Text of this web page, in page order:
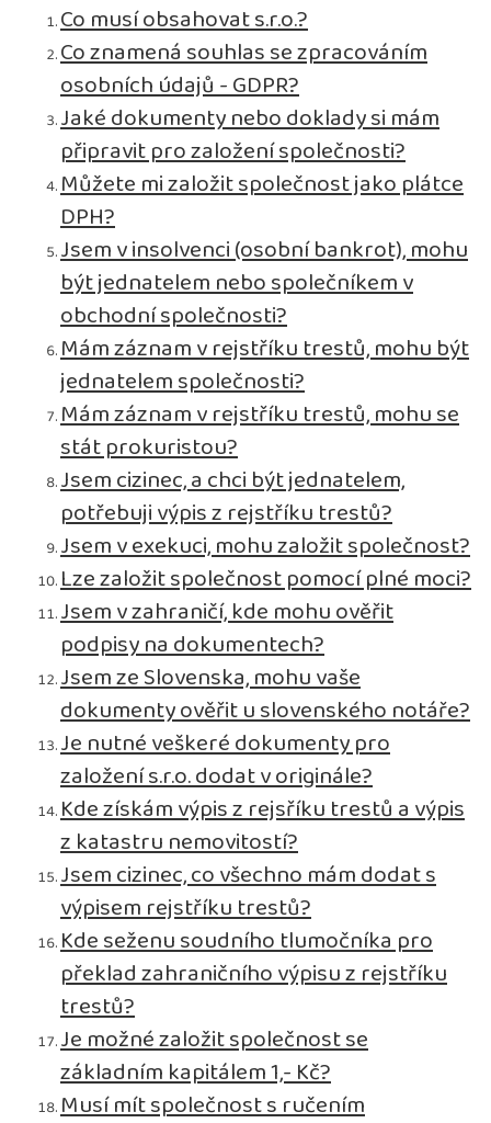
Co musí obsahovat s.r.o.?
Co znamená souhlas se zpracováním
osobních údajů - GDPR?
Jaké dokumenty nebo doklady si mám
připravit pro založení společnosti?
Můžete mi založit společnost jako plátce
DPH?
Jsem v insolvenci (osobní bankrot), mohu
být jednatelem nebo společníkem v
obchodní společnosti?
Mám záznam v rejstříku trestů, mohu být
jednatelem společnosti?
Mám záznam v rejstříku trestů, mohu se
stát prokuristou?
Jsem cizinec, a chci být jednatelem,
potřebuji výpis z rejstříku trestů?
Jsem v exekuci, mohu založit společnost?
Lze založit společnost pomocí plné moci?
Jsem v zahraničí, kde mohu ověřit
podpisy na dokumentech?
Jsem ze Slovenska, mohu vaše
dokumenty ověřit u slovenského notáře?
Je nutné veškeré dokumenty pro
založení s.r.o. dodat v originále?
Kde získám výpis z rejsříku trestů a výpis
z katastru nemovitostí?
Jsem cizinec, co všechno mám dodat s
výpisem rejstříku trestů?
Kde seženu soudního tlumočníka pro
překlad zahraničního výpisu z rejstříku
trestů?
Je možné založit společnost se
základním kapitálem 1,- Kč?
Musí mít společnost s ručením